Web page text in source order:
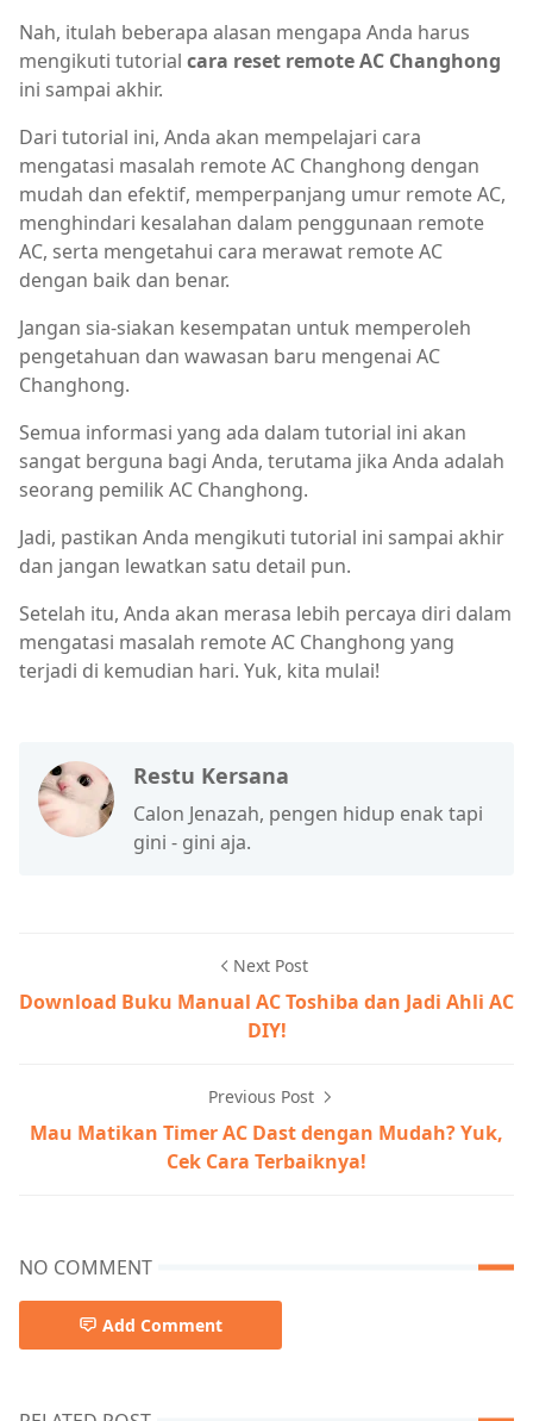
Nah, itulah beberapa alasan mengapa Anda harus
mengikuti tutorial cara reset remote AC Changhong
ini sampai akhir.
Dari tutorial ini, Anda akan mempelajari cara
mengatasi masalah remote AC Changhong dengan
mudah dan efektif, memperpanjang umur remote AC,
menghindari kesalahan dalam penggunaan remote
AC, serta mengetahui cara merawat remote AC
dengan baik dan benar.
Jangan sia-siakan kesempatan untuk memperoleh
pengetahuan dan wawasan baru mengenai AC
Changhong.
Semua informasi yang ada dalam tutorial ini akan
sangat berguna bagi Anda, terutama jika Anda adalah
seorang pemilik AC Changhong.
Jadi, pastikan Anda mengikuti tutorial ini sampai akhir
dan jangan lewatkan satu detail pun.
Setelah itu, Anda akan merasa lebih percaya diri dalam
mengatasi masalah remote AC Changhong yang
terjadi di kemudian hari. Yuk, kita mulai!
Restu Kersana
Calon Jenazah, pengen hidup enak tapi
gini - gini aja.
Next Post
Download Buku Manual AC Toshiba dan Jadi Ahli AC
DIY!
Previous Post
Mau Matikan Timer AC Dast dengan Mudah? Yuk,
Cek Cara Terbaiknya!
NO COMMENT
Add Comment